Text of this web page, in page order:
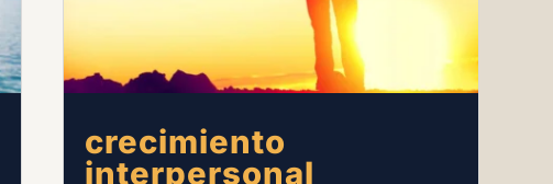
crecimiento
interpersonal